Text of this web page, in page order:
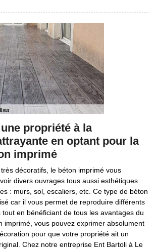
propriété à la
en optant pour la
imprimé
décoratifs, le béton imprimé vous
divers ouvrages tous aussi esthétiques
: murs, sol, escaliers, etc. Ce type de béton
car il vous permet de reproduire différents
en bénéficiant de tous les avantages du
imprimé, vous pouvez exprimer absolument
pour que votre propriété ait un
Chez notre entreprise Ent Bartoli à Le